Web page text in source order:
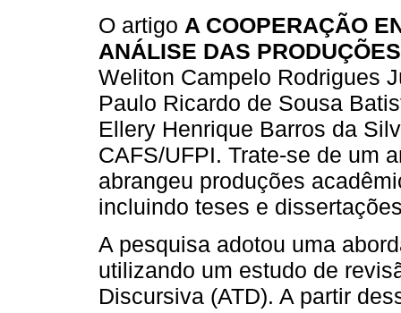
O artigo A COOPERAÇÃO
ANÁLISE DAS
Weliton Campelo Rodrigues
Paulo Ricardo de Sousa
Ellery Henrique Barros da
CAFS/UFPI. Trate-se de um
abrangeu produções
incluindo teses e
A pesquisa adotou uma
utilizando um estudo de
Discursiva (ATD). A partir